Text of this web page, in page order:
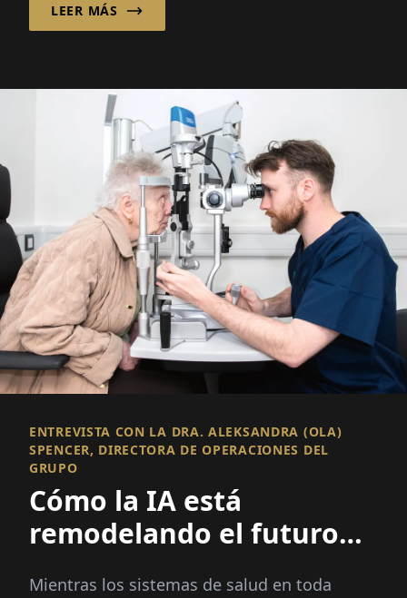
LEER MÁS
ENTREVISTA CON LA DRA. ALEKSANDRA (OLA)
SPENCER, DIRECTORA DE OPERACIONES DEL
GRUPO
Cómo la IA está
remodelando el futuro
Mientras los sistemas de salud en toda